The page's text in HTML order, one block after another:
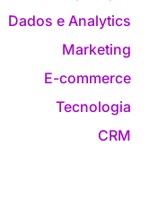
Dados e Analytics
Marketing
E-commerce
Tecnologia
CRM